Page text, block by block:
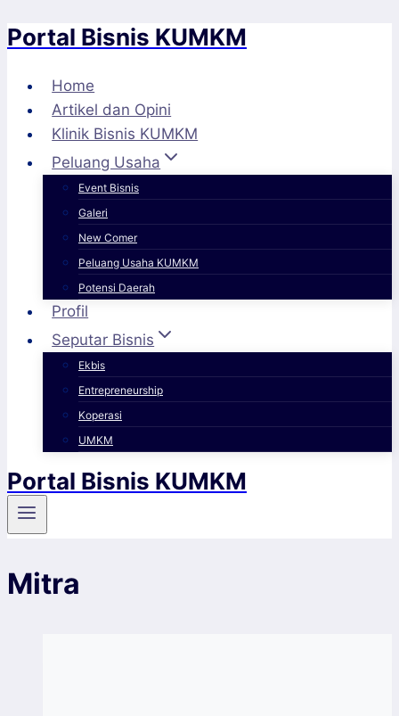
Skip
content
Portal Bisnis KUMKM
Home
Artikel dan Opini
Klinik Bisnis KUMKM
Peluang Usaha
Event Bisnis
Galeri
New Comer
Peluang Usaha KUMKM
Potensi Daerah
Profil
Seputar Bisnis
Ekbis
Entrepreneurship
Koperasi
UMKM
Portal Bisnis KUMKM
Mitra